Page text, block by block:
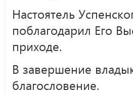
Настоятель
поблагодарил Его
приходе.
В завершение
благословение.